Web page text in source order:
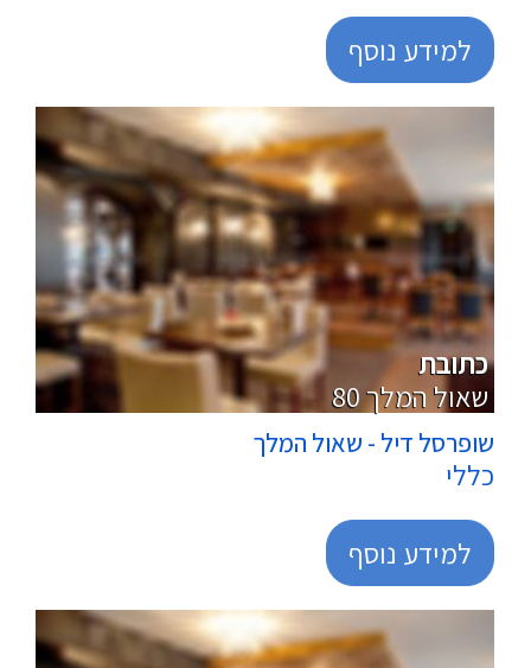
למידע נוסף
מרכולים
כתובת
80 שאול המלך
שופרסל דיל - שאול המלך
כללי
למידע נוסף